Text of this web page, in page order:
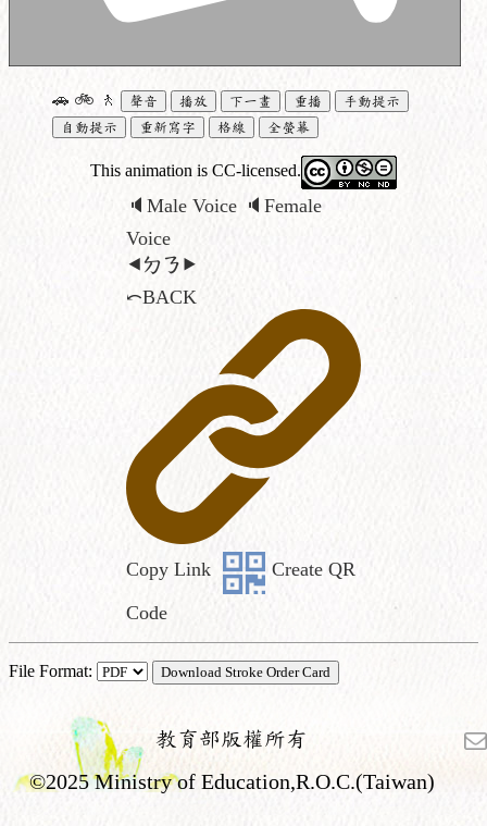
🚗 🚲 🚶 聲音 播放 下一畫 重播
手動提示
自動提示
重新寫字 格線 全螢幕
This animation is CC-licensed.
🔈Male Voice
🔈Female
Voice
⯇ㄉㄋ⯈
⤺BACK
Copy Link Create QR
Code
File Format:
教育部版權所有
©2025 Ministry of Education,R.O.C.(Taiwan)